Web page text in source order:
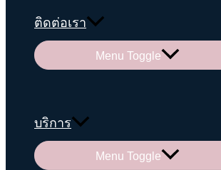
ติดต่อเรา
Menu Toggle
บริการ
Menu Toggle